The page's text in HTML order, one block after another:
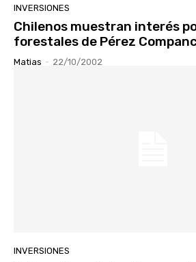
INVERSIONES
Chilenos muestran interés
forestales de Pérez
Matias - 22/10/2002
INVERSIONES